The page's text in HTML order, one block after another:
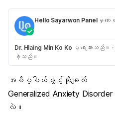
Hello Sayarwon Panelမှ ဆေ
Dr. Hlaing Min Ko Ko မှ ရေးသားသည်။ ·
ခဲ့သည်။
အဓိပ္ပါယ်ဖွင့်ဆိုချက်
Generalized Anxiety
လဲ။